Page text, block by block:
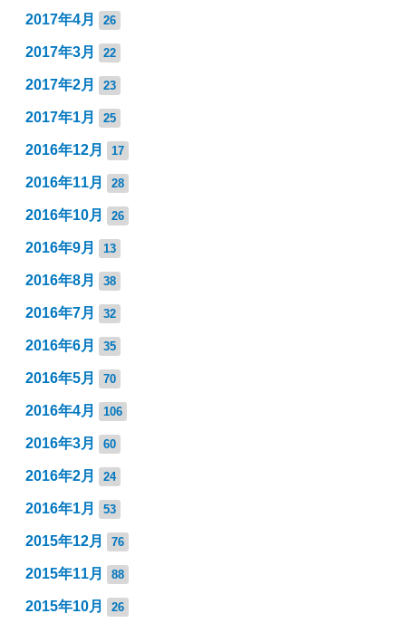
2017年4月 26
2017年3月 22
2017年2月 23
2017年1月 25
2016年12月 17
2016年11月 28
2016年10月 26
2016年9月 13
2016年8月 38
2016年7月 32
2016年6月 35
2016年5月 70
2016年4月 106
2016年3月 60
2016年2月 24
2016年1月 53
2015年12月 76
2015年11月 88
2015年10月 26